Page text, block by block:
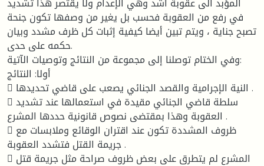
في رفع من العقوبة فحسب بل يغير من وصفها تكون جنحة
تصبح جناية ، ويتم تبين أيضا كيفية إثبات كل ظرف مشدد وبيان
حكمه على حدى.
وفي الختام توصلنا إلى مجموعة من النتائج وتوصيات الآتية:
أولا: النتائج
 النية الإجرامية والقصد الجنائي يصعب على قاضي تحديدها .
 سلطة قاضي الجنائي مقيدة في استعمالها عند تشديد
العقوبة وهذا بمقتضى نصوص قانونية حددها المشرع .
 ظروف المشددة تكون عند اقتران الوقائع وملابسات مع
جريمة القتل فتشدد العقوبة .
 المشرع لم يتطرق على بعض ظروف صراحة مثل جريمة قتل